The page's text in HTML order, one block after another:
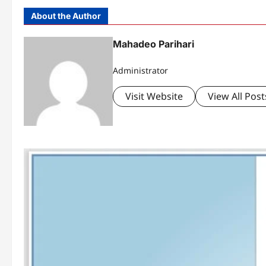
About the Author
Mahadeo Parihari
Administrator
Visit Website View All